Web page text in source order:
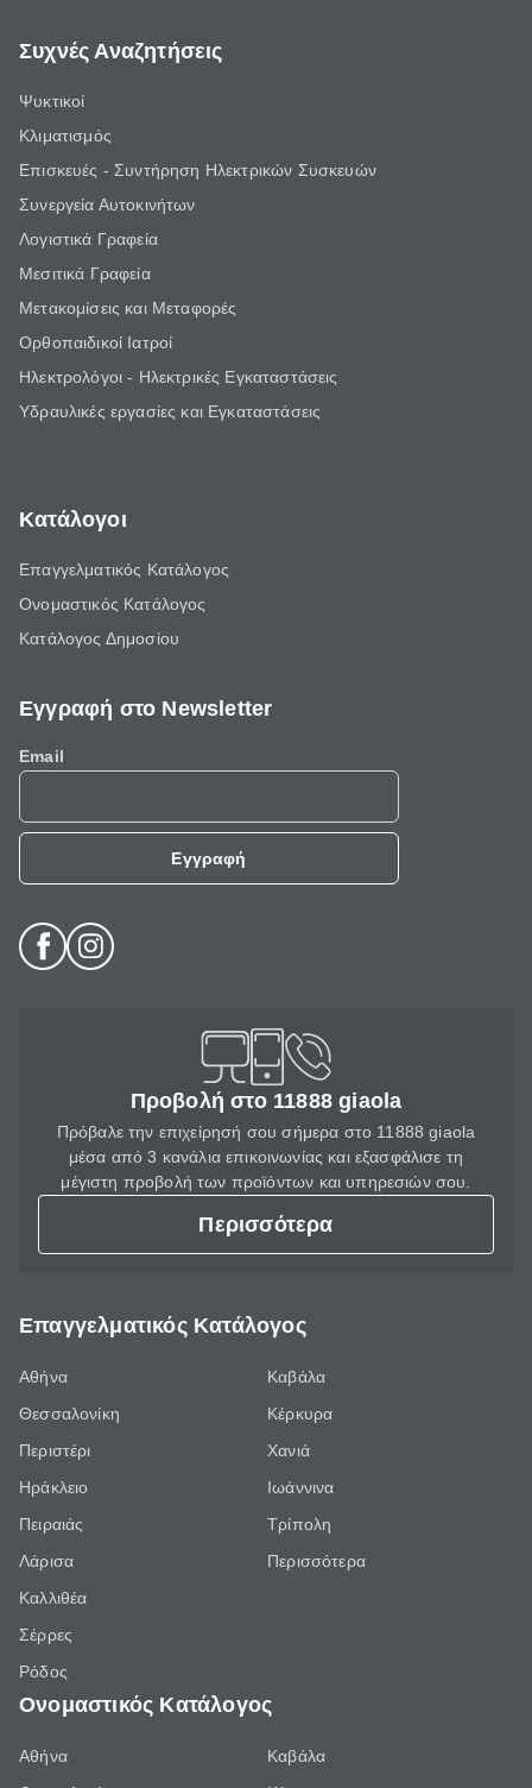
Συχνές Αναζητήσεις
Ψυκτικοί
Κλιματισμός
Επισκευές - Συντήρηση Ηλεκτρικών Συσκευών
Συνεργεία Αυτοκινήτων
Λογιστικά Γραφεία
Μεσιτικά Γραφεία
Μετακομίσεις και Μεταφορές
Ορθοπαιδικοί Ιατροί
Ηλεκτρολόγοι - Ηλεκτρικές Εγκαταστάσεις
Υδραυλικές εργασίες και Εγκαταστάσεις
Κατάλογοι
Επαγγελματικός Κατάλογος
Ονομαστικός Κατάλογος
Κατάλογος Δημοσίου
Εγγραφή στο Newsletter
Email
Εγγραφή
Προβολή στο 11888 giaola
Πρόβαλε την επιχείρησή σου σήμερα στο 11888 giaola
μέσα από 3 κανάλια επικοινωνίας και εξασφάλισε τη
μέγιστη προβολή των προϊόντων και υπηρεσιών σου.
Περισσότερα
Επαγγελματικός Κατάλογος
Αθήνα
Θεσσαλονίκη
Περιστέρι
Ηράκλειο
Πειραιάς
Λάρισα
Καλλιθέα
Σέρρες
Ρόδος
Καβάλα
Κέρκυρα
Χανιά
Ιωάννινα
Τρίπολη
Περισσότερα
Ονομαστικός Κατάλογος
Αθήνα
Καβάλα